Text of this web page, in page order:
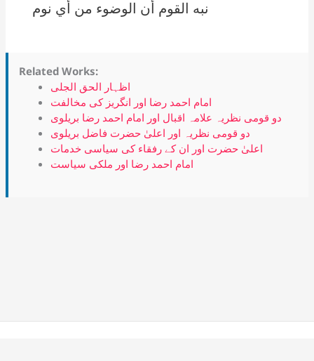
نبه القوم أن الوضوء من أي نوم
Related Works:
اظہار الحق الجلی
امام احمد رضا اور انگریز کی مخالفت
دو قومی نظریہ علامہ اقبال اور امام احمد رضا بریلوی
دو قومی نظریہ اور اعلیٰ حضرت فاضل بریلوی
اعلیٰ حضرت اور ان کے رفقاء کی سیاسی خدمات
امام احمد رضا اور ملکی سیاست